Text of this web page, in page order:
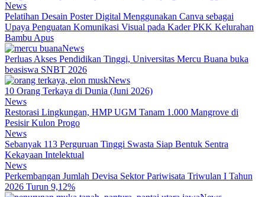
News
Pelatihan Desain Poster Digital Menggunakan Canva sebagai
Upaya Penguatan Komunikasi Visual pada Kader PKK Kelurahan
Bambu Apus
News
Perluas Akses Pendidikan Tinggi, Universitas Mercu Buana buka
beasiswa SNBT 2026
News
10 Orang Terkaya di Dunia (Juni 2026)
News
Restorasi Lingkungan, HMP UGM Tanam 1.000 Mangrove di
Pesisir Kulon Progo
News
Sebanyak 113 Perguruan Tinggi Swasta Siap Bentuk Sentra
Kekayaan Intelektual
News
Perkembangan Jumlah Devisa Sektor Pariwisata Triwulan I Tahun
2026 Turun 9,12%